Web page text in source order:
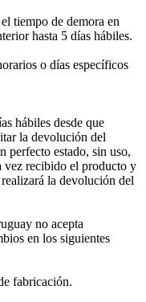
tiempo de demora en
hasta 5 días hábiles.
o días específicos
hábiles desde que
la devolución del
perfecto estado, sin uso,
vez recibido el producto y
la devolución del
no acepta
en los siguientes
fabricación.